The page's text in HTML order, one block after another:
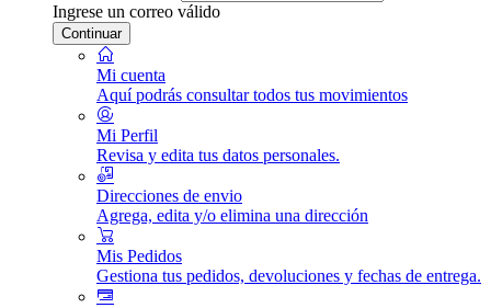
Ingrese un correo válido
Continuar
Mi cuenta
Aquí podrás consultar todos tus movimientos
Mi Perfil
Revisa y edita tus datos personales.
Direcciones de envio
Agrega, edita y/o elimina una dirección
Mis Pedidos
Gestiona tus pedidos, devoluciones y fechas de entrega.